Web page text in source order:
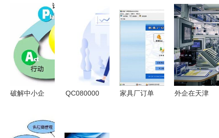
与管理实践
指南
你选对经济
实用的安全
管理系统
在郑州举办
赋能企业管
理咨询新篇
提升企业竞
争力的关键
路径
破解中小企
何兼顾品
QC080000
家具厂订单
外企在天津